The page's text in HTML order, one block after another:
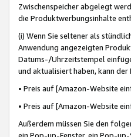
Zwischenspeicher abgelegt
die Produktwerbungsinhalte
(i) Wenn Sie seltener als
Anwendung angezeigten
Datums-/Uhrzeitstempel
und aktualisiert haben, kann
• Preis auf [Amazon-Website
• Preis auf [Amazon-Website
Außerdem müssen Sie den
ein Pop-up-Fenster, ein Pop-